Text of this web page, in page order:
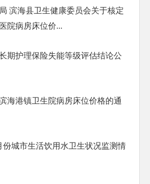
滨海县卫生健康委员会关于核定
院病房床位价...
期护理保险失能等级评估结论公
海港镇卫生院病房床位价格的通
份城市生活饮用水卫生状况监测情